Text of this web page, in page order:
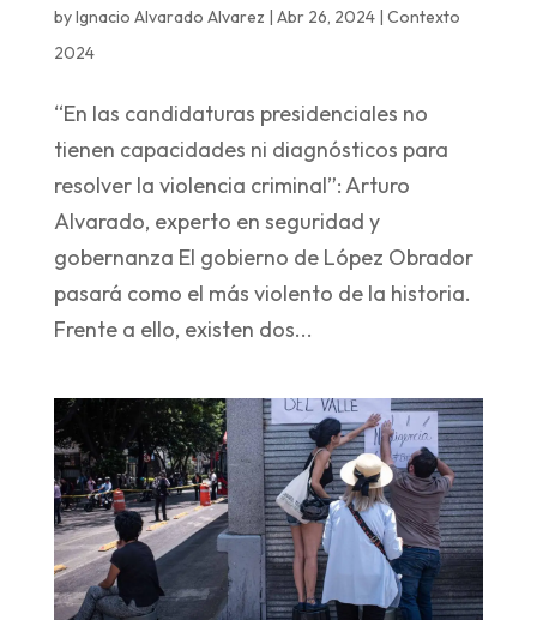
byIgnacio Alvarado Alvarez | Abr 26, 2024| Contexto
2024
“En las candidaturas presidenciales no
tienen capacidades ni diagnósticos para
resolver la violencia criminal”: Arturo
Alvarado, experto en seguridad y
gobernanza El gobierno de López Obrador
pasará como el más violento de la historia.
Frente a ello, existen dos...